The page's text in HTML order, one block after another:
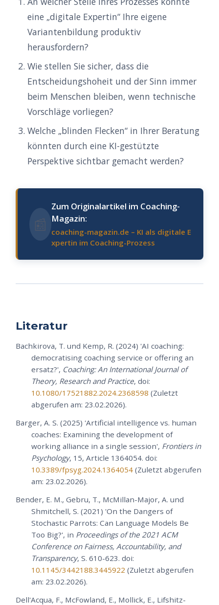
eine „digitale Expertin“ Ihre eigene
Variantenbildung produktiv
herausfordern?
Wie stellen Sie sicher, dass die
Entscheidungshoheit und der Sinn immer
beim Menschen bleiben, wenn technische
Vorschläge vorliegen?
Welche „blinden Flecken“ in Ihrer Beratung
könnten durch eine KI-gestützte
Perspektive sichtbar gemacht werden?
📰
Zum Originalartikel im Coaching-
Magazin:
coaching-magazin.de – KI als digitale E
xpertin im Coaching-Prozess
Literatur
Bachkirova, T. und Kemp, R. (2024) 'AI coaching:
democratising coaching service or offering an
ersatz?', Coaching: An International Journal of
Theory, Research and Practice, doi:
10.1080/17521882.2024.2368598 (Zuletzt
abgerufen am: 23.02.2026).
Barger, A. S. (2025) 'Artificial intelligence vs. human
coaches: Examining the development of
working alliance in a single session', Frontiers in
Psychology, 15, Article 1364054. doi:
10.3389/fpsyg.2024.1364054 (Zuletzt abgerufen
am: 23.02.2026).
Bender, E. M., Gebru, T., McMillan-Major, A. und
Shmitchell, S. (2021) 'On the Dangers of
Stochastic Parrots: Can Language Models Be
Too Big?', in Proceedings of the 2021 ACM
Conference on Fairness, Accountability, and
Transparency, S. 610-623. doi:
10.1145/3442188.3445922 (Zuletzt abgerufen
am: 23.02.2026).
Dell'Acqua, F., McFowland, E., Mollick, E., Lifshitz-